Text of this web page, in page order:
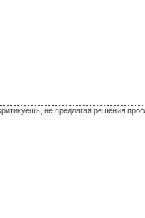
не предлагая решения